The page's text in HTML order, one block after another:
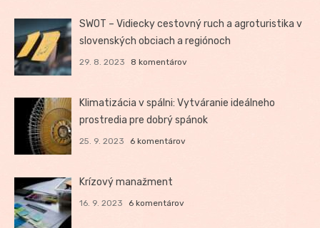
SWOT – Vidiecky cestovný ruch a agroturistika v
slovenských obciach a regiónoch
29. 8. 2023 8 komentárov
Klimatizácia v spálni: Vytváranie ideálneho
prostredia pre dobrý spánok
25. 9. 2023 6 komentárov
Krízový manažment
16. 9. 2023 6 komentárov